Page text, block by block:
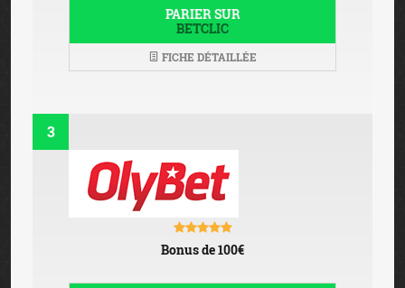
PARIER SUR
BETCLIC
FICHE DÉTAILLÉE
3
Bonus de 100€